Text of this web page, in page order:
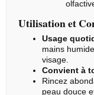
Utilisation et
Usage
mains
visage.
Convient à
Rincez
peau douce